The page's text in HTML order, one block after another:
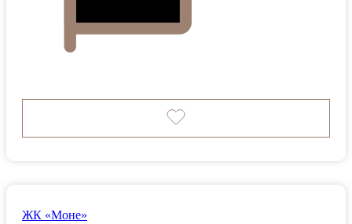
ЖК «Моне»